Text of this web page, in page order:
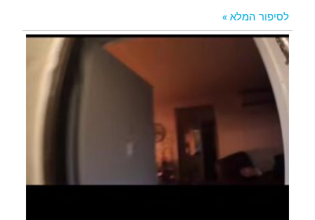
לסיפור המלא »